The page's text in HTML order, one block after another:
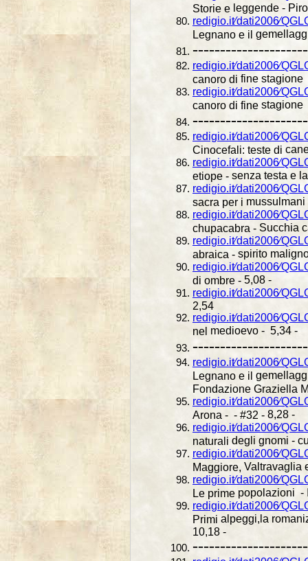
Storie e leggende -
Legnano e il
---------------------
canoro di fine stagione
canoro di fine stagione
---------------------
Cinocefali: teste di
etiope - senza testa e
sacra per i
chupacabra - Succhia
abraica - spirito
di ombre - 5,08 -
2,54
nel medioevo - 5,34 -
---------------------
Legnano e il
Fondazione Graziella
Arona - - #32 - 8,28 -
naturali degli gnomi -
Maggiore, Valtravaglia
Le prime popolazioni -
Primi alpeggi,la
10,18 -
---------------------